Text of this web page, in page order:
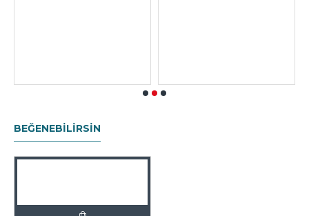
BEĞENEBILIRSIN